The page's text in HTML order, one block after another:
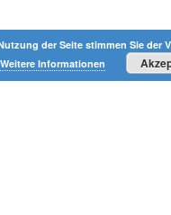
der Seite stimmen Sie der
Weitere Informationen